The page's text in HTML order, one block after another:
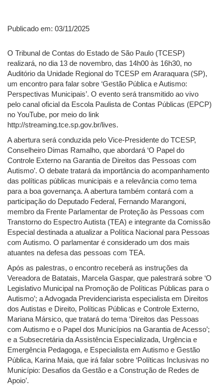
Publicado em: 03/11/2025
O Tribunal de Contas do Estado de São Paulo (TCESP)
realizará, no dia 13 de novembro, das 14h00 às 16h30, no
Auditório da Unidade Regional do TCESP em Araraquara (SP),
um encontro para falar sobre ‘Gestão Pública e Autismo:
Perspectivas Municipais’. O evento será transmitido ao vivo
pelo canal oficial da Escola Paulista de Contas Públicas (EPCP)
no YouTube, por meio do link
http://streaming.tce.sp.gov.br/lives.
A abertura será conduzida pelo Vice-Presidente do TCESP,
Conselheiro Dimas Ramalho, que abordará ‘O Papel do
Controle Externo na Garantia de Direitos das Pessoas com
Autismo’. O debate tratará da importância do acompanhamento
das políticas públicas municipais e a relevância como tema
para a boa governança. A abertura também contará com a
participação do Deputado Federal, Fernando Marangoni,
membro da Frente Parlamentar de Proteção às Pessoas com
Transtorno do Espectro Autista (TEA) e integrante da Comissão
Especial destinada a atualizar a Política Nacional para Pessoas
com Autismo. O parlamentar é considerado um dos mais
atuantes na defesa das pessoas com TEA.
Após as palestras, o encontro receberá as instruções da
Vereadora de Batatais, Marcela Gaspar, que palestrará sobre ‘O
Legislativo Municipal na Promoção de Políticas Públicas para o
Autismo’; a Advogada Previdenciarista especialista em Direitos
dos Autistas e Direito, Políticas Públicas e Controle Externo,
Mariana Mársico, que tratará do tema ‘Direitos das Pessoas
com Autismo e o Papel dos Municípios na Garantia de Acesso’;
e a Subsecretária da Assistência Especializada, Urgência e
Emergência Pedagoga, e Especialista em Autismo e Gestão
Pública, Karina Maia, que irá falar sobre ‘Políticas Inclusivas no
Município: Desafios da Gestão e a Construção de Redes de
Apoio’.